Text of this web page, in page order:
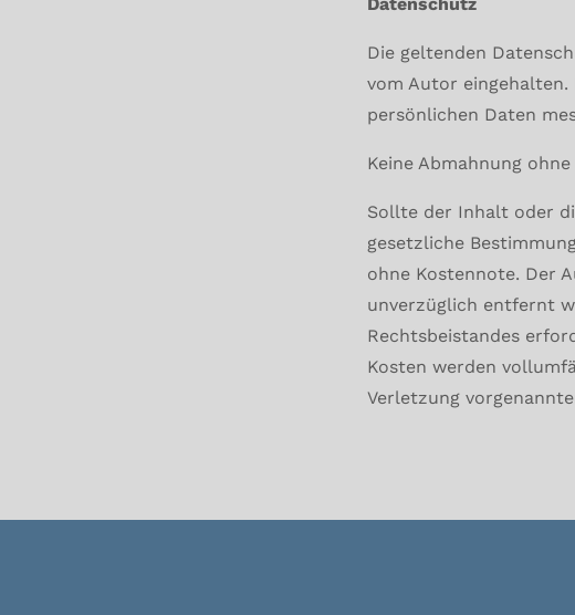
Die geltenden
vom Autor
persönlichen Daten
Keine Abmahnung
Sollte der Inhalt oder
gesetzliche
ohne Kostennote. Der
unverzüglich entfernt
Rechtsbeistandes
Kosten werden
Verletzung